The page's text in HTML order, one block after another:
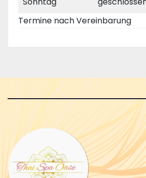
Termine nach Vereinbarung